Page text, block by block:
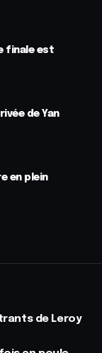
finale est
de Yan
en plein
de Leroy